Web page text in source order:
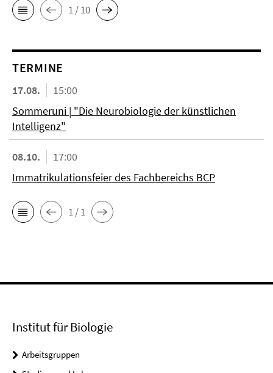
1 / 10
TERMINE
17.08.
15:00
Sommeruni | "Die Neurobiologie der künstlichen
Intelligenz"
08.10.
17:00
Immatrikulationsfeier des Fachbereichs BCP
1 / 1
Institut für Biologie
Arbeitsgruppen